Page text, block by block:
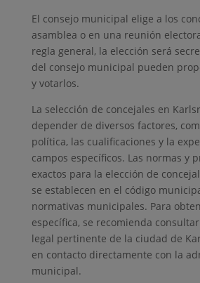
El consejo municipal elige a los
asamblea o en una reunión
regla general, la elección será
del consejo municipal pueden
y votarlos.
La selección de concejales en
depender de diversos factores,
política, las cualificaciones y la
campos específicos. Las normas y
exactos para la elección de
se establecen en el código
normativas municipales. Para
específica, se recomienda
legal pertinente de la ciudad de
en contacto directamente con la
municipal.